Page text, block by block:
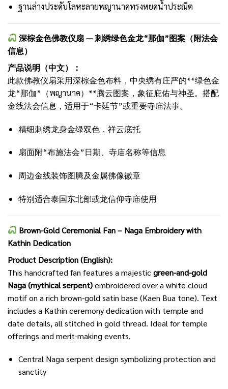
ฐานล่างประดับโลหะลายพญานาคทรงหยดน้ำประณีต
深棕金色佛教仪扇 — 刺绣绿色金龙“那伽”图案（附法会
信息）
产品说明（中文）：
此款佛教仪扇采用深棕金色布料，中央绣有庄严的**绿色金
龙“那伽”（พญานาค）**腾云图案，象征庇佑与神圣。搭配
金线法会信息，适用于“卡廷节”或重要寺庙法事。
精细刺绣龙身金绿双色，祥云底托
扇面附“布施法会”日期、寺庙名称等信息
周边金线装饰图腾及金属佛像徽章
特别适合泰国东北部或龙信仰寺庙使用
Brown-Gold Ceremonial Fan – Naga Embroidery with
Kathin Dedication
Product Description (English):
This handcrafted fan features a majesticgreen-and-gold
Naga (mythical serpent)embroidered over a white cloud
motif on a rich brown-gold satin base (Kaen Bua tone). Text
includes a Kathin ceremony dedication with temple and
date details, all stitched in gold thread. Ideal for temple
offerings and merit-making events.
Central Naga serpent design symbolizing protection and
sanctity